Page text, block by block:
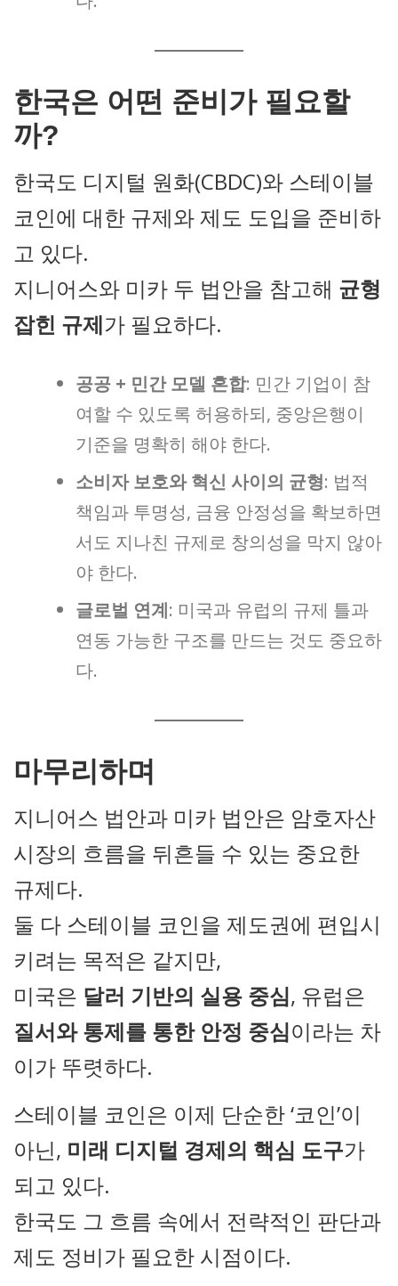
한국은 어떤 준비가 필요할
까?
한국도 디지털 원화(CBDC)와 스테이블
코인에 대한 규제와 제도 도입을 준비하
고 있다.
지니어스와 미카 두 법안을 참고해 균형
잡힌 규제가 필요하다.
공공 + 민간 모델 혼합: 민간 기업이 참
여할 수 있도록 허용하되, 중앙은행이
기준을 명확히 해야 한다.
소비자 보호와 혁신 사이의 균형: 법적
책임과 투명성, 금융 안정성을 확보하면
서도 지나친 규제로 창의성을 막지 않아
야 한다.
글로벌 연계: 미국과 유럽의 규제 틀과
연동 가능한 구조를 만드는 것도 중요하
다.
마무리하며
지니어스 법안과 미카 법안은 암호자산
시장의 흐름을 뒤흔들 수 있는 중요한
규제다.
둘 다 스테이블 코인을 제도권에 편입시
키려는 목적은 같지만,
미국은 달러 기반의 실용 중심, 유럽은
질서와 통제를 통한 안정 중심이라는 차
이가 뚜렷하다.
스테이블 코인은 이제 단순한 ‘코인’이
아닌, 미래 디지털 경제의 핵심 도구가
되고 있다.
한국도 그 흐름 속에서 전략적인 판단과
제도 정비가 필요한 시점이다.